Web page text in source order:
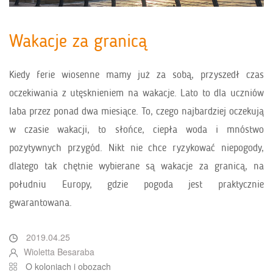
Wakacje za granicą
Kiedy ferie wiosenne mamy już za sobą, przyszedł czas
oczekiwania z utęsknieniem na wakacje. Lato to dla uczniów
laba przez ponad dwa miesiące. To, czego najbardziej oczekują
w czasie wakacji, to słońce, ciepła woda i mnóstwo
pozytywnych przygód. Nikt nie chce ryzykować niepogody,
dlatego tak chętnie wybierane są wakacje za granicą, na
południu Europy, gdzie pogoda jest praktycznie
gwarantowana.
2019.04.25
Wioletta Besaraba
O koloniach i obozach